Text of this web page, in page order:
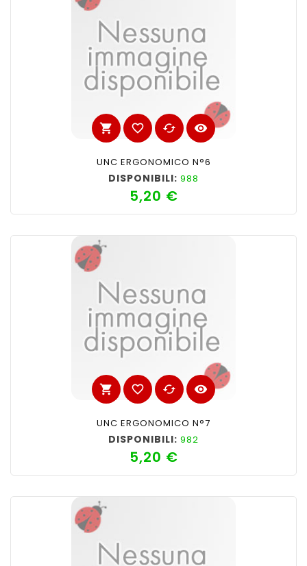
shopping_cart favorite_border cached visibility
UNC ERGONOMICO N°6
DISPONIBILI: 988
5,20 €Prezzo
shopping_cart favorite_border cached visibility
UNC ERGONOMICO N°7
DISPONIBILI: 982
5,20 €Prezzo